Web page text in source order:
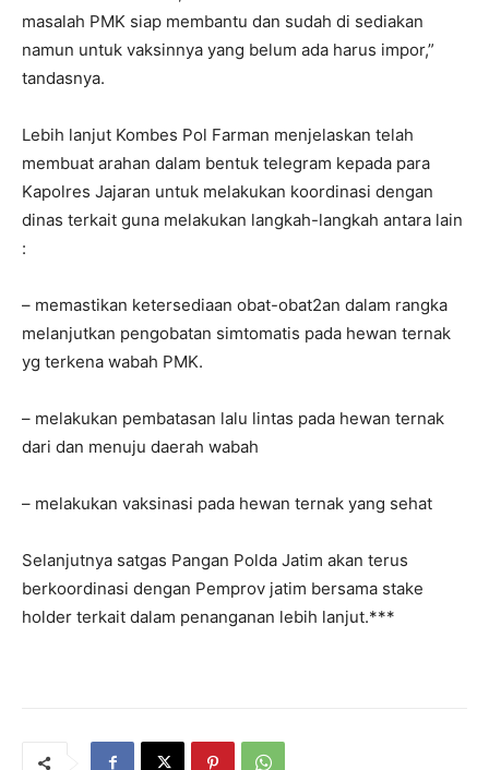
masalah PMK siap membantu dan sudah di sediakan
namun untuk vaksinnya yang belum ada harus impor,”
tandasnya.
Lebih lanjut Kombes Pol Farman menjelaskan telah
membuat arahan dalam bentuk telegram kepada para
Kapolres Jajaran untuk melakukan koordinasi dengan
dinas terkait guna melakukan langkah-langkah antara lain
:
– memastikan ketersediaan obat-obat2an dalam rangka
melanjutkan pengobatan simtomatis pada hewan ternak
yg terkena wabah PMK.
– melakukan pembatasan lalu lintas pada hewan ternak
dari dan menuju daerah wabah
– melakukan vaksinasi pada hewan ternak yang sehat
Selanjutnya satgas Pangan Polda Jatim akan terus
berkoordinasi dengan Pemprov jatim bersama stake
holder terkait dalam penanganan lebih lanjut.***